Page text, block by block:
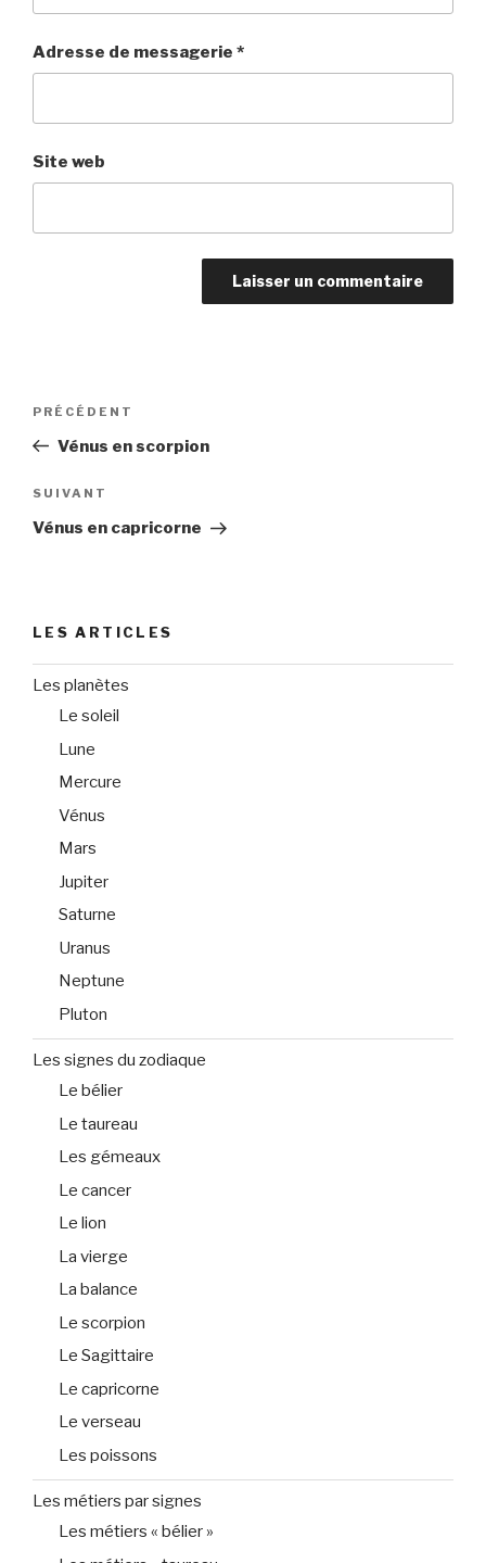
Adresse de messagerie *
Site web
Navigation
Article
précédent
PRÉCÉDENT
Vénus en scorpion
Article
suivant
SUIVANT
Vénus en capricorne
LES ARTICLES
Les planètes
Le soleil
Lune
Mercure
Vénus
Mars
Jupiter
Saturne
Uranus
Neptune
Pluton
Les signes du zodiaque
Le bélier
Le taureau
Les gémeaux
Le cancer
Le lion
La vierge
La balance
Le scorpion
Le Sagittaire
Le capricorne
Le verseau
Les poissons
Les métiers par signes
Les métiers « bélier »